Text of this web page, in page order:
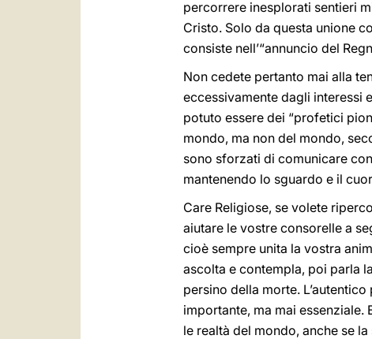
percorrere inesplorati sentieri
Cristo. Solo da questa unione
consiste nell’“annuncio del
Non cedete pertanto mai alla
eccessivamente dagli interessi
potuto essere dei “profetici
mondo, ma non del mondo,
sono sforzati di comunicare
mantenendo lo sguardo e il
Care Religiose, se volete
aiutare le vostre consorelle a
cioè sempre unita la vostra
ascolta e contempla, poi parla
persino della morte.
importante, ma mai
le realtà del mondo, anche se